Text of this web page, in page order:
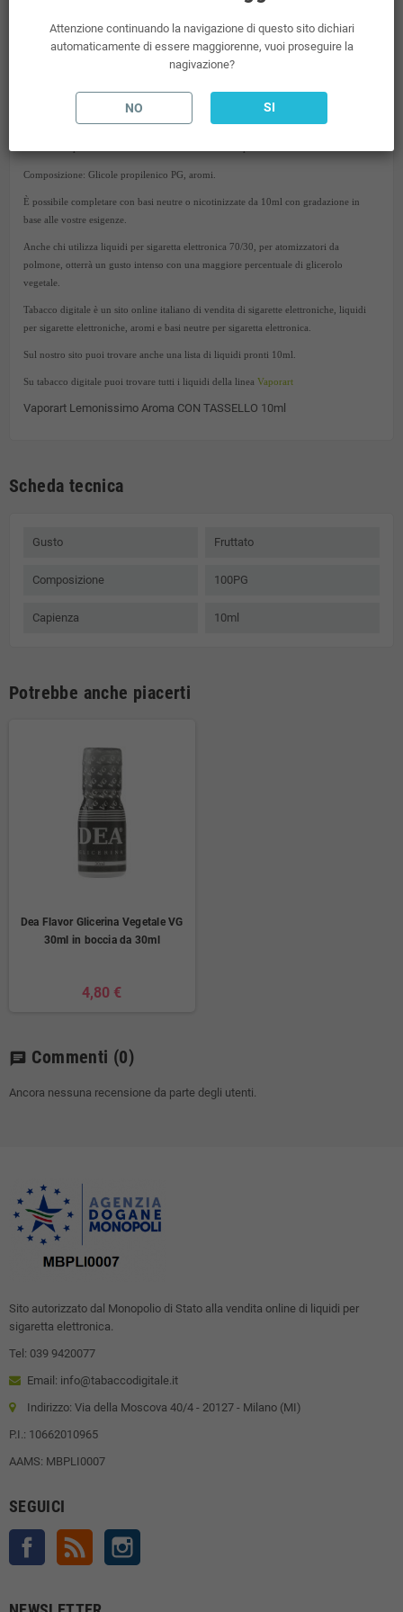
Liquido concentrato 10 ml, a cui si possono aggiungere basette di nicotina da 10ml
per raggiungere la percentuale desiderata.
Composizione: Glicole propilenico PG, aromi.
È possibile completare con basi neutre o nicotinizzate da 10ml con gradazione in
base alle vostre esigenze.
Anche chi utilizza liquidi per sigaretta elettronica 70/30, per atomizzatori da
polmone, otterrà un gusto intenso con una maggiore percentuale di glicerolo
vegetale.
Tabacco digitale è un sito online italiano di vendita di sigarette elettroniche, liquidi
per sigarette elettroniche, aromi e basi neutre per sigaretta elettronica.
Sul nostro sito puoi trovare anche una lista di liquidi pronti 10ml.
Su tabacco digitale puoi trovare tutti i liquidi della linea Vaporart
Vaporart Lemonissimo Aroma CON TASSELLO 10ml
Scheda tecnica
Gusto Fruttato
Composizione 100PG
Capienza 10ml
Potrebbe anche piacerti
Dea Flavor Glicerina Vegetale VG
30ml in boccia da 30ml
4,80 €
chat Commenti (0)
Ancora nessuna recensione da parte degli utenti.
Sito autorizzato dal Monopolio di Stato alla vendita online di liquidi per
sigaretta elettronica.
Tel: 039 9420077
Email: info@tabaccodigitale.it
Indirizzo: Via della Moscova 40/4 - 20127 - Milano (MI)
P.I.: 10662010965
AAMS: MBPLI0007
SEGUICI
Facebook Rss
Attenzione continuando la navigazione di questo sito dichiari
automaticamente di essere maggiorenne, vuoi proseguire la
nagivazione?
NO SI